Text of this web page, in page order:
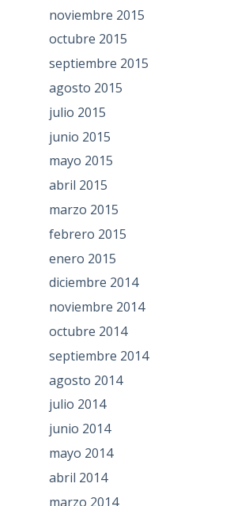
noviembre 2015
octubre 2015
septiembre 2015
agosto 2015
julio 2015
junio 2015
mayo 2015
abril 2015
marzo 2015
febrero 2015
enero 2015
diciembre 2014
noviembre 2014
octubre 2014
septiembre 2014
agosto 2014
julio 2014
junio 2014
mayo 2014
abril 2014
marzo 2014